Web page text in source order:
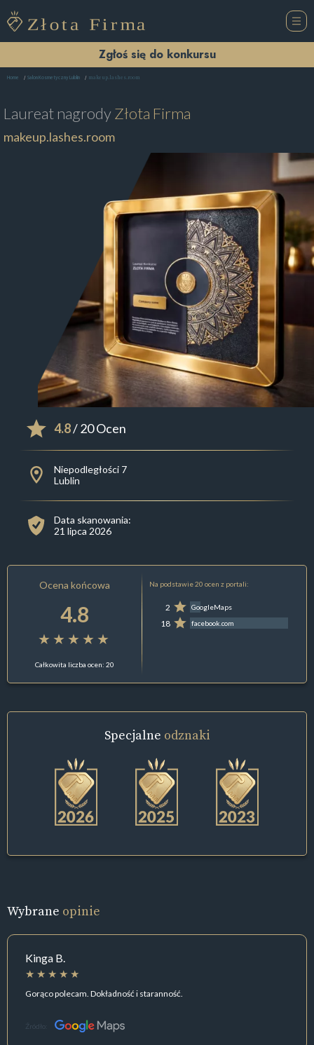
Zgłoś się do konkursu
Home Salon Kosmetyczny Lublin makeup.lashes.room
Laureat nagrodyZłota Firma
makeup.lashes.room
4.8/ 20 Ocen
Niepodległości 7
Lublin
Data skanowania:
21 lipca 2026
Ocena końcowa
4.8
Całkowita liczba ocen: 20
Na podstawie 20 ocen z portali:
2 GoogleMaps
18 facebook.com
Specjalne odznaki
Wybrane opinie
Kinga B.
Gorąco polecam. Dokładność i staranność.
Źródło: